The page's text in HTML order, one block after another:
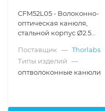
CFM52L05 - Волоконно-
оптическая канюля,
стальной корпус Ø2.5
сердцевины Ø200 мкм,
числовая апертура 0.50,
длина оптоволокна 5 мм,
Поставщик — Thorlabs
Типы изделий —
оптволоконные канюли